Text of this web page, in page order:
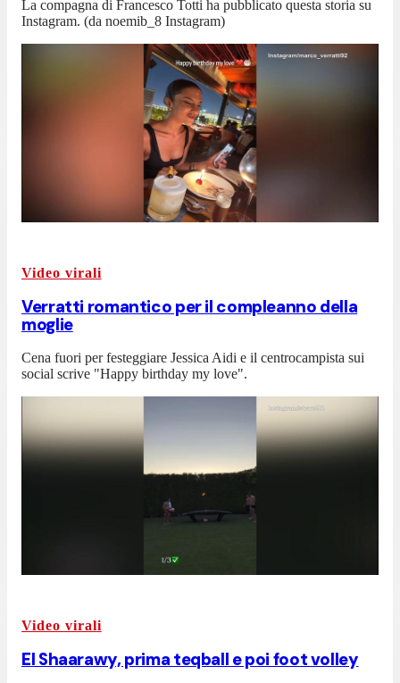
La compagna di Francesco Totti ha pubblicato questa storia su
Instagram. (da noemib_8 Instagram)
Video virali
Verratti romantico per il compleanno della
moglie
Cena fuori per festeggiare Jessica Aidi e il centrocampista sui
social scrive "Happy birthday my love".
Video virali
El Shaarawy, prima teqball e poi foot volley